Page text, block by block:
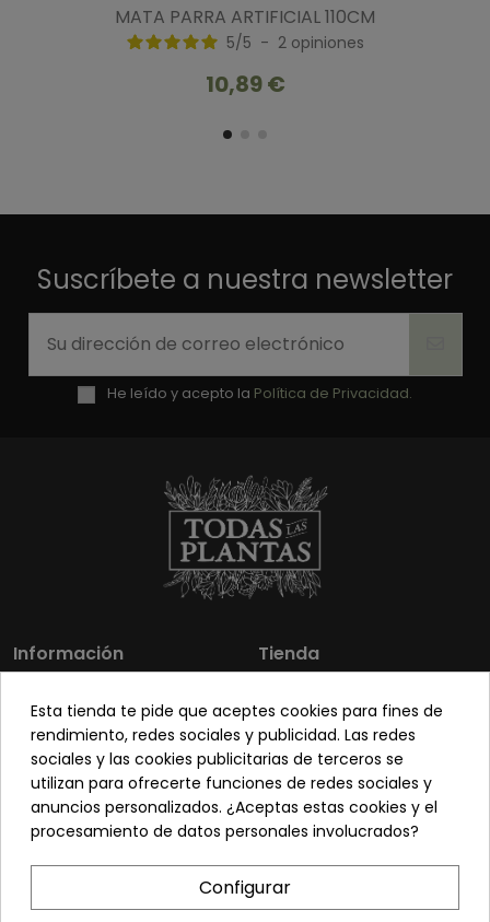
MATA PARRA ARTIFICIAL 110CM
5/5 - 2 opiniones
10,89 €
Suscríbete a nuestra newsletter
He leído y acepto la Política de Privacidad.
Información
Los más vendidos
Sobre nosotros
Pon tu planta guapa
Preguntas frecuentes
Tienda
Mi cuenta
Contacto
Envíos y Devoluciones
Venta a profesionales
Esta tienda te pide que aceptes cookies para fines de
rendimiento, redes sociales y publicidad. Las redes
sociales y las cookies publicitarias de terceros se
utilizan para ofrecerte funciones de redes sociales y
anuncios personalizados. ¿Aceptas estas cookies y el
procesamiento de datos personales involucrados?
Configurar